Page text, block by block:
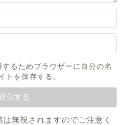
るためブラウザーに自分の名
トを保存する。
無視されますのでご注意く